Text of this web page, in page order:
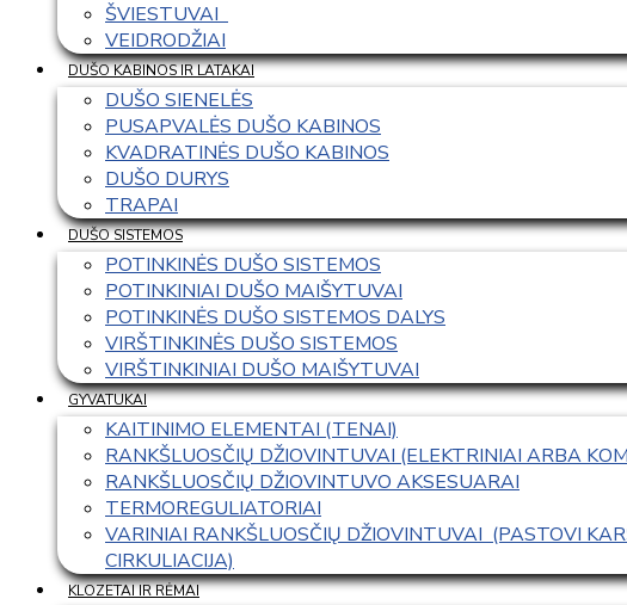
ŠVIESTUVAI
VEIDRODŽIAI
DUŠO KABINOS IR LATAKAI
DUŠO SIENELĖS
PUSAPVALĖS DUŠO KABINOS
KVADRATINĖS DUŠO KABINOS
DUŠO DURYS
TRAPAI
DUŠO SISTEMOS
POTINKINĖS DUŠO SISTEMOS
POTINKINIAI DUŠO MAIŠYTUVAI
POTINKINĖS DUŠO SISTEMOS DALYS
VIRŠTINKINĖS DUŠO SISTEMOS
VIRŠTINKINIAI DUŠO MAIŠYTUVAI
GYVATUKAI
KAITINIMO ELEMENTAI (TENAI)
RANKŠLUOSČIŲ DŽIOVINTUVAI (ELEKTRINIAI ARBA
RANKŠLUOSČIŲ DŽIOVINTUVO AKSESUARAI
TERMOREGULIATORIAI
VARINIAI RANKŠLUOSČIŲ DŽIOVINTUVAI  (PASTOVI
CIRKULIACIJA)
KLOZETAI IR RĖMAI